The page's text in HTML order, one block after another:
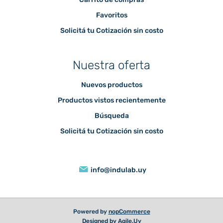
Favoritos
Solicitá tu Cotización sin costo
Nuestra oferta
Nuevos productos
Productos vistos recientemente
Búsqueda
Solicitá tu Cotización sin costo
info@indulab.uy
Powered by nopCommerce
Designed by Agile.Uy